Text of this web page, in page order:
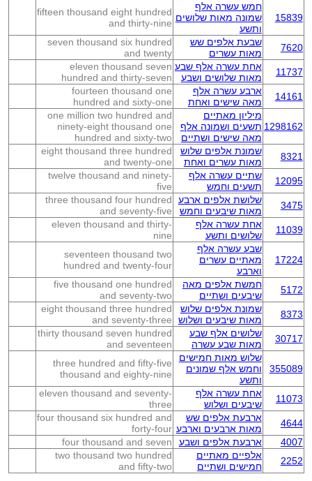
15839
חמש עשרה אלף
שמונה מאות שלושים
ותשע
fifteen thousand eight hundred
and thirty-nine
7620
שבעת אלפים שש
מאות עשרים
seven thousand six hundred
and twenty
11737
אחת עשרה אלף שבע
מאות שלושים ושבע
eleven thousand seven
hundred and thirty-seven
14161
ארבע עשרה אלף
מאה שישים ואחת
fourteen thousand one
hundred and sixty-one
1298162
מיליון מאתיים
תשעים ושמונה אלף
מאה שישים ושתיים
one million two hundred and
ninety-eight thousand one
hundred and sixty-two
8321
שמונת אלפים שלוש
מאות עשרים ואחת
eight thousand three hundred
and twenty-one
12095
שתיים עשרה אלף
תשעים וחמש
twelve thousand and ninety-
five
3475
שלושת אלפים ארבע
מאות שיבעים וחמש
three thousand four hundred
and seventy-five
11039
אחת עשרה אלף
שלושים ותשע
eleven thousand and thirty-
nine
17224
שבע עשרה אלף
מאתיים עשרים
וארבע
seventeen thousand two
hundred and twenty-four
5172
חמשת אלפים מאה
שיבעים ושתיים
five thousand one hundred
and seventy-two
8373
שמונת אלפים שלוש
מאות שיבעים ושלוש
eight thousand three hundred
and seventy-three
30717
שלושים אלף שבע
מאות שבע עשרה
thirty thousand seven hundred
and seventeen
355089
שלוש מאות חמישים
וחמש אלף שמונים
ותשע
three hundred and fifty-five
thousand and eighty-nine
11073
אחת עשרה אלף
שיבעים ושלוש
eleven thousand and seventy-
three
4644
ארבעת אלפים שש
מאות ארבעים וארבע
four thousand six hundred and
forty-four
4007
ארבעת אלפים ושבע
four thousand and seven
2252
אלפיים מאתיים
חמישים ושתיים
two thousand two hundred
and fifty-two